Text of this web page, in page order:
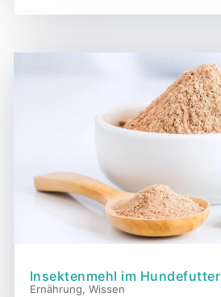
Insektenmehl im Hundefutter
Ernährung, Wissen